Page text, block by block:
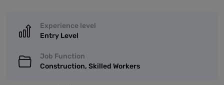
Experience level
Entry Level
Job Function
Construction, Skilled Workers